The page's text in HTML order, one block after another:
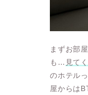
まずお部
も… 見て
のホテル
屋からは